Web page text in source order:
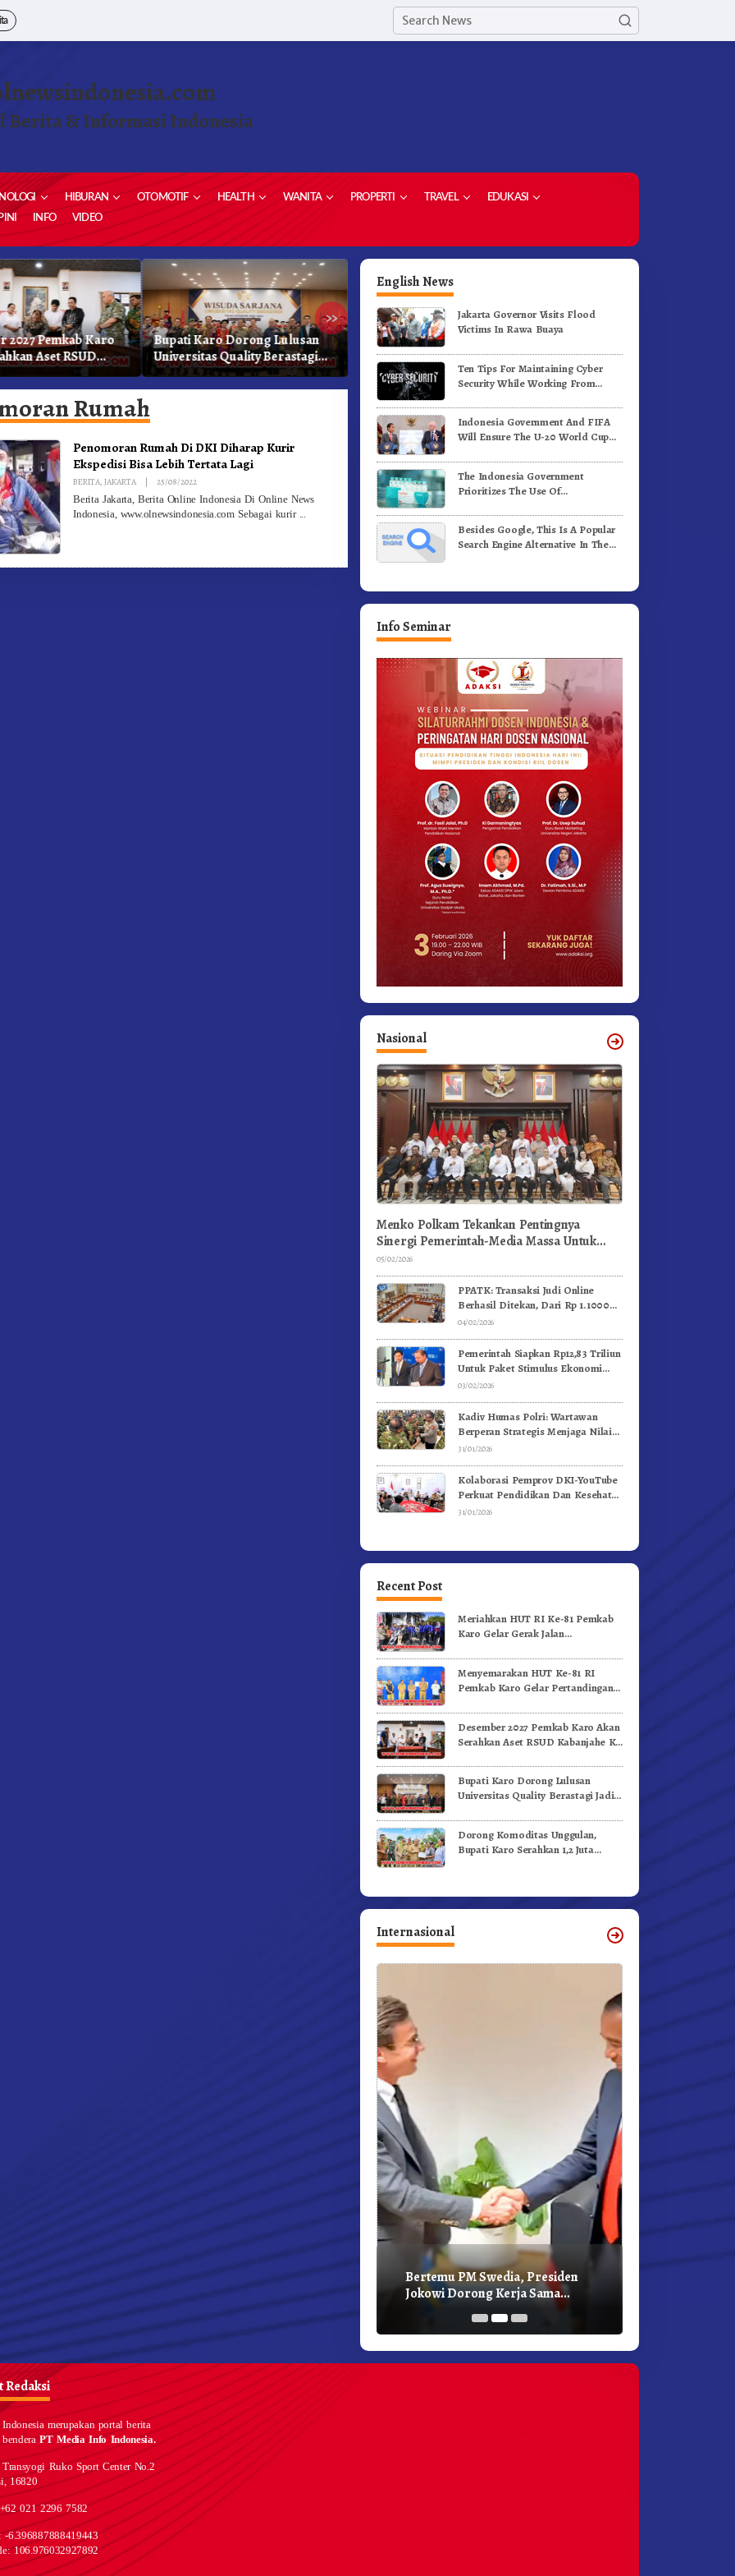
Berita & Informasi Indonesia
HIBURAN OTOMOTIF HEALTH WANITA PROPERTI TRAVEL
EDUKASI
INFO VIDEO
»
2027 Pemkab Karo
Aset RSUD
Ke Moderamen
Bupati Karo Dorong Lulusan
Universitas Quality Berastagi
Jadi Generasi Inovatif dan
Berintegritas
Dorong Komoditas Unggulan,
Bupati Karo Serahkan 1,2 Juta
Benih Kopi Arabika
Karo Tekankan
Profesional Dongkrak Mutu
Pendidikan
Rumah
Penomoran Rumah Di DKI Diharap Kurir
Ekspedisi Bisa Lebih Tertata Lagi
BERITA,JAKARTA | 25/08/2022By
Berita Jakarta, Berita Online Indonesia Di Online News
Indonesia, www.olnewsindonesia.com Sebagai kurir
English News
Jakarta Governor Visits Flood
Victims In Rawa Buaya
Ten Tips For Maintaining Cyber
Security While Working From
Indonesia Government And FIFA
Will Ensure The U-20 World Cup
Standards
The Indonesia Government
Prioritizes The Use Of
Vaccines
Besides Google, This Is A Popular
Search Engine Alternative In The
Info Seminar
Nasional
Menko Polkam Tekankan Pentingnya
Sinergi Pemerintah-Media Massa Untuk
Jaga Stabilitas Bangsa
05/02/2026
PPATK: Transaksi Judi Online
Berhasil Ditekan, Dari Rp 1.1000
Triliun Menjadi Rp 268 Triliun
04/02/2026
Pemerintah Siapkan Rp12,83 Triliun
Untuk Paket Stimulus Ekonomi
Kuartal I-2026
03/02/2026
Kadiv Humas Polri: Wartawan
Berperan Strategis Menjaga Nilai
Kebangsaan, Demokrasi, dan NKRI
31/01/2026
Kolaborasi Pemprov DKI-YouTube
Perkuat Pendidikan Dan Kesehatan
Mental
31/01/2026
Recent Post
Meriahkan HUT RI Ke-81 Pemkab
Karo Gelar Gerak Jalan
Menyemarakan HUT Ke-81 RI
Pemkab Karo Gelar Pertandingan
Desember 2027 Pemkab Karo Akan
Serahkan Aset RSUD Kabanjahe Ke
Bupati Karo Dorong Lulusan
Universitas Quality Berastagi Jadi
Dorong Komoditas Unggulan,
Bupati Karo Serahkan 1,2 Juta
Internasional
Bertemu PM Swedia, Presiden
Jokowi Dorong Kerja Sama
Pembangunan Hijau
Redaksi
Indonesia merupakan portal berita
benderaPT Media Info Indonesia.
Ruko Sport Center No.2
16820
021 2296 7582
-6.396887888419443
106.976032927892